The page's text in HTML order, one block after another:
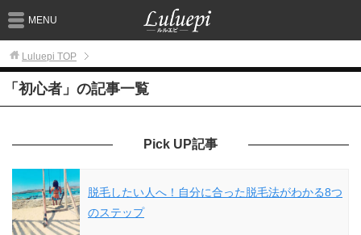
MENU
Luluepi TOP
「初心者」の記事一覧
Pick UP記事
脱毛したい人へ！自分に合った脱毛法がわかる8つ
のステップ